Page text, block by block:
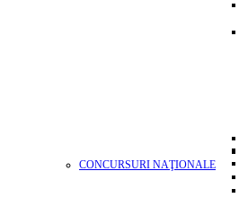
CONCURSURI NAŢIONALE